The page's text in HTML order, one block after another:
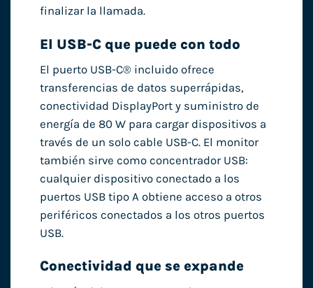
finalizar la llamada.
El USB-C que puede con todo
El puerto USB-C® incluido ofrece
transferencias de datos superrápidas,
conectividad DisplayPort y suministro de
energía de 80 W para cargar dispositivos a
través de un solo cable USB-C. El monitor
también sirve como concentrador USB:
cualquier dispositivo conectado a los
puertos USB tipo A obtiene acceso a otros
periféricos conectados a los otros puertos
USB.
Conectividad que se expande